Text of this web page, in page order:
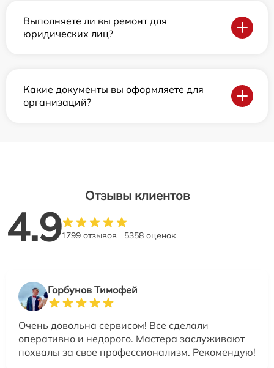
Выполняете ли вы ремонт для
юридических лиц?
Какие документы вы оформляете для
организаций?
Отзывы клиентов
4.91799 отзывов 5358 оценок
Горбунов Тимофей
Очень довольна сервисом! Все сделали
оперативно и недорого. Мастера заслуживают
похвалы за свое профессионализм. Рекомендую!